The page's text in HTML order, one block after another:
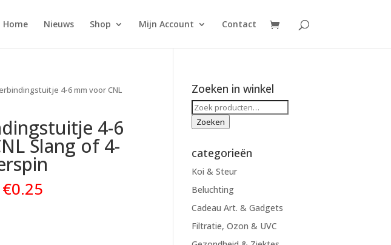
Home Nieuws Shop Mijn Account Contact
4-6 mm voor CNL
4-6
Slang of 4-
€0.25
Zoeken in winkel
Zoeken
naar:
Zoeken
categorieën
Koi & Steur
Beluchting
Cadeau Art. & Gadgets
Filtratie, Ozon & UVC